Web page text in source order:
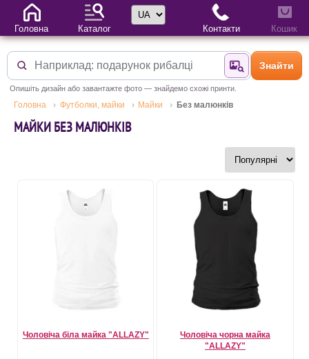
Знайти за
Знайти
Опишіть дизайн або завантажте фото — знайдемо схожі принти.
Головна Футболки, майки Майки Без малюнків
МАЙКИ БЕЗ МАЛЮНКІВ
Чоловіча біла майка "ALLAZY"
Чоловіча чорна майка
"ALLAZY"
Головна Каталог
Вибір мови
Контакти Кошик